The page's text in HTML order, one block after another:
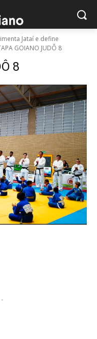
Jataí e define
GOIANO JUDÔ 8
8
-